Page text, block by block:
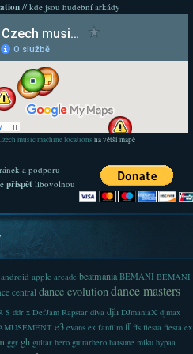
// kde jsou hudební arkády
music machine locations na větší mapě
a podporu
přispětlibovolnou
android apple arcade beatmania BEMANI BEMANI
central dance evolutiondance masters
S ddr x DefJam Rapstar diva djh DJmaniaX djmax
e3 evans ex fanfilm ff ffs fiesta fiesta ex
ggr gh guitar hero guitarhero hatsune miku hypaa